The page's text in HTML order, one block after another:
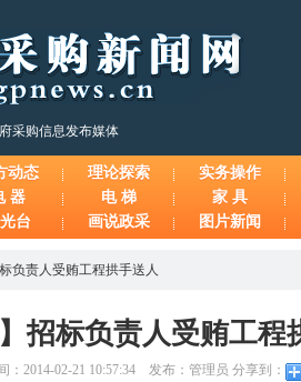
采购信息发布媒体
动态 理论探索 实务操作
器 电 梯 家 具
台 画说政采 图片新闻
负责人受贿工程拱手送人
】招标负责人受贿工程
：2014-02-21 10:57:34 发布：管理员 分享到：